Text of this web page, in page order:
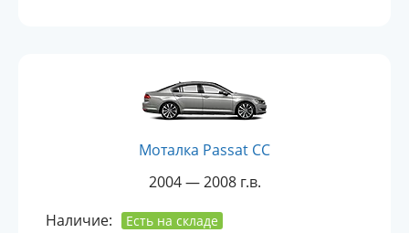
Моталка Passat CC
2004 — 2008 г.в.
Наличие:
Есть на складе